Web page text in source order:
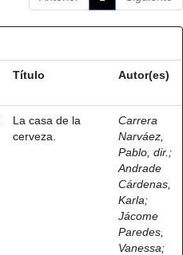
Título Autor(es)
La casa de la
cerveza.
Carrera
Narváez,
Pablo, dir. ;
Andrade
Cárdenas,
Karla;
Jácome
Paredes,
Vanessa;